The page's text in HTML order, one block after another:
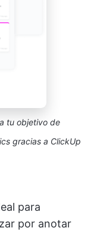
tu objetivo de
gracias a ClickUp
para
por anotar